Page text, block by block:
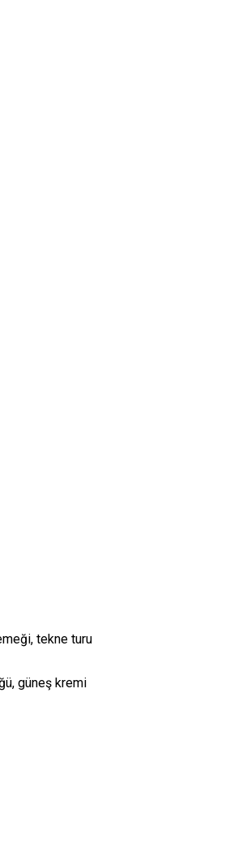
tekne turu
güneş kremi